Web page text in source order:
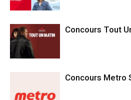
Concours Tout
Concours Metro